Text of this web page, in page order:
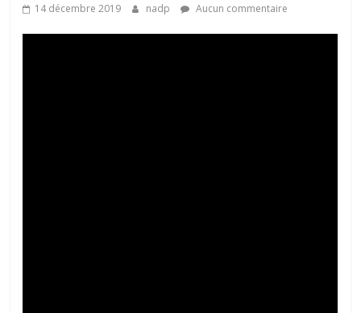
14 décembre 2019 nadp Aucun commentaire